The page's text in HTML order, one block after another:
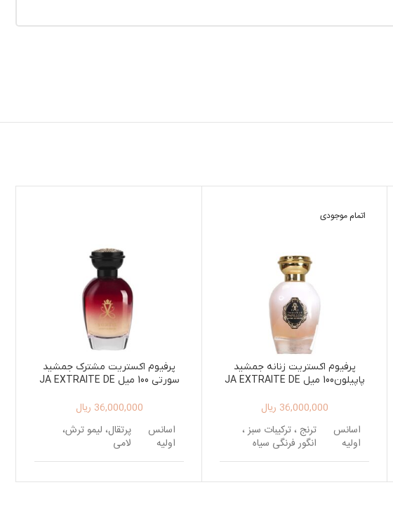
اتمام موجودی
پرفیوم اکستریت زنانه جمشید
پاپیلون100 میل JA EXTRAITE DE
36,000,000 ریال
اسانس
اولیه
ترنج ، ترکیبات سبز ،
انگور فرنگی سیاه
اسانس یاس، گل برف
پرفیوم اکستریت مشترک جمشید
سورتی 100 میل JA EXTRAITE DE
36,000,000 ریال
اسانس
اولیه
پرتقال، لیمو ترش،
لامی
اسانس کهربا، بنفشه ، فلفل ،